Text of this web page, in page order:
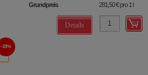
Grundpreis
281,50 €pro 1 l
Details
28%